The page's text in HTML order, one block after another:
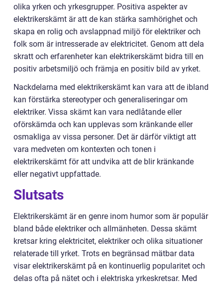
olika yrken och yrkesgrupper. Positiva aspekter av
elektrikerskämt är att de kan stärka samhörighet och
skapa en rolig och avslappnad miljö för elektriker och
folk som är intresserade av elektricitet. Genom att dela
skratt och erfarenheter kan elektrikerskämt bidra till en
positiv arbetsmiljö och främja en positiv bild av yrket.
Nackdelarna med elektrikerskämt kan vara att de ibland
kan förstärka stereotyper och generaliseringar om
elektriker. Vissa skämt kan vara nedlåtande eller
oförskämda och kan upplevas som kränkande eller
osmakliga av vissa personer. Det är därför viktigt att
vara medveten om kontexten och tonen i
elektrikerskämt för att undvika att de blir kränkande
eller negativt uppfattade.
Slutsats
Elektrikerskämt är en genre inom humor som är populär
bland både elektriker och allmänheten. Dessa skämt
kretsar kring elektricitet, elektriker och olika situationer
relaterade till yrket. Trots en begränsad mätbar data
visar elektrikerskämt på en kontinuerlig popularitet och
delas ofta på nätet och i elektriska yrkeskretsar. Med